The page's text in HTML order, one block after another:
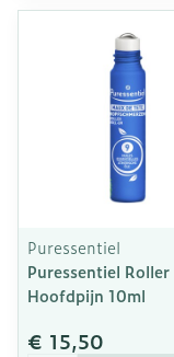
Puressentiel
Puressentiel Roller
Hoofdpijn 10ml
€ 15,50